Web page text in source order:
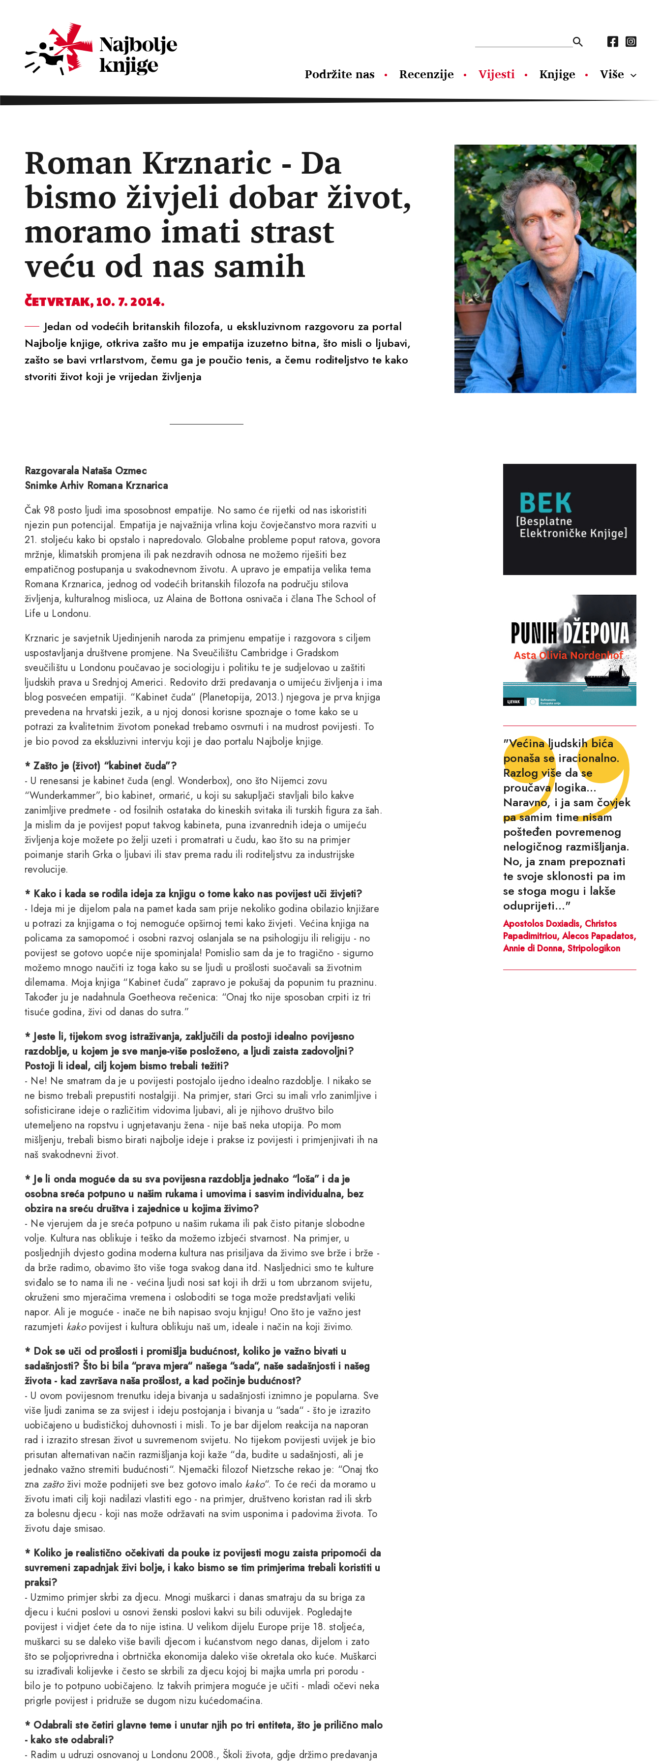
Podržite nas Recenzije Vijesti Knjige Više
Roman Krznaric - Da
bismo živjeli dobar život,
moramo imati strast
veću od nas samih
ČETVRTAK, 10. 7. 2014.
Jedan od vodećih britanskih filozofa, u ekskluzivnom razgovoru za portal
Najbolje knjige, otkriva zašto mu je empatija izuzetno bitna, što misli o ljubavi,
zašto se bavi vrtlarstvom, čemu ga je poučio tenis, a čemu roditeljstvo te kako
stvoriti život koji je vrijedan življenja
Razgovarala Nataša Ozmec
Snimke Arhiv Romana Krznarica
Čak 98 posto ljudi ima sposobnost empatije. No samo će rijetki od nas iskoristiti
njezin pun potencijal. Empatija je najvažnija vrlina koju čovječanstvo mora razviti u
21. stoljeću kako bi opstalo i napredovalo. Globalne probleme poput ratova, govora
mržnje, klimatskih promjena ili pak nezdravih odnosa ne možemo riješiti bez
empatičnog postupanja u svakodnevnom životu. A upravo je empatija velika tema
Romana Krznarica, jednog od vodećih britanskih filozofa na području stilova
življenja, kulturalnog mislioca, uz Alaina de Bottona osnivača i člana The School of
Life u Londonu.
Krznaric je savjetnik Ujedinjenih naroda za primjenu empatije i razgovora s ciljem
uspostavljanja društvene promjene. Na Sveučilištu Cambridge i Gradskom
sveučilištu u Londonu poučavao je sociologiju i politiku te je sudjelovao u zaštiti
ljudskih prava u Srednjoj Americi. Redovito drži predavanja o umijeću življenja i ima
blog posvećen empatiji. “Kabinet čuda“ (Planetopija, 2013.) njegova je prva knjiga
prevedena na hrvatski jezik, a u njoj donosi korisne spoznaje o tome kako se u
potrazi za kvalitetnim životom ponekad trebamo osvrnuti i na mudrost povijesti. To
je bio povod za ekskluzivni intervju koji je dao portalu Najbolje knjige.
* Zašto je (život) “kabinet čuda”?
- U renesansi je kabinet čuda (engl. Wonderbox), ono što Nijemci zovu
“Wunderkammer”, bio kabinet, ormarić, u koji su sakupljači stavljali bilo kakve
zanimljive predmete - od fosilnih ostataka do kineskih svitaka ili turskih figura za šah.
Ja mislim da je povijest poput takvog kabineta, puna izvanrednih ideja o umijeću
življenja koje možete po želji uzeti i promatrati u čudu, kao što su na primjer
poimanje starih Grka o ljubavi ili stav prema radu ili roditeljstvu za industrijske
revolucije.
* Kako i kada se rodila ideja za knjigu o tome kako nas povijest uči živjeti?
- Ideja mi je dijelom pala na pamet kada sam prije nekoliko godina obilazio knjižare
u potrazi za knjigama o toj nemoguće opširnoj temi kako živjeti. Većina knjiga na
policama za samopomoć i osobni razvoj oslanjala se na psihologiju ili religiju - no
povijest se gotovo uopće nije spominjala! Pomislio sam da je to tragično - sigurno
možemo mnogo naučiti iz toga kako su se ljudi u prošlosti suočavali sa životnim
dilemama. Moja knjiga “Kabinet čuda” zapravo je pokušaj da popunim tu prazninu.
Također ju je nadahnula Goetheova rečenica: “Onaj tko nije sposoban crpiti iz tri
tisuće godina, živi od danas do sutra.”
* Jeste li, tijekom svog istraživanja, zaključili da postoji idealno povijesno
razdoblje, u kojem je sve manje-više posloženo, a ljudi zaista zadovoljni?
Postoji li ideal, cilj kojem bismo trebali težiti?
- Ne! Ne smatram da je u povijesti postojalo ijedno idealno razdoblje. I nikako se
ne bismo trebali prepustiti nostalgiji. Na primjer, stari Grci su imali vrlo zanimljive i
sofisticirane ideje o različitim vidovima ljubavi, ali je njihovo društvo bilo
utemeljeno na ropstvu i ugnjetavanju žena - nije baš neka utopija. Po mom
mišljenju, trebali bismo birati najbolje ideje i prakse iz povijesti i primjenjivati ih na
naš svakodnevni život.
* Je li onda moguće da su sva povijesna razdoblja jednako “loša” i da je
osobna sreća potpuno u našim rukama i umovima i sasvim individualna, bez
obzira na sreću društva i zajednice u kojima živimo?
- Ne vjerujem da je sreća potpuno u našim rukama ili pak čisto pitanje slobodne
volje. Kultura nas oblikuje i teško da možemo izbjeći stvarnost. Na primjer, u
posljednjih dvjesto godina moderna kultura nas prisiljava da živimo sve brže i brže -
da brže radimo, obavimo što više toga svakog dana itd. Nasljednici smo te kulture
sviđalo se to nama ili ne - većina ljudi nosi sat koji ih drži u tom ubrzanom svijetu,
okruženi smo mjeračima vremena i osloboditi se toga može predstavljati veliki
napor. Ali je moguće - inače ne bih napisao svoju knjigu! Ono što je važno jest
razumjeti kakopovijest i kultura oblikuju naš um, ideale i način na koji živimo.
* Dok se uči od prošlosti i promišlja budućnost, koliko je važno bivati u
sadašnjosti? Što bi bila “prava mjera“ našega “sada“, naše sadašnjosti i našeg
života - kad završava naša prošlost, a kad počinje budućnost?
- U ovom povijesnom trenutku ideja bivanja u sadašnjosti iznimno je popularna. Sve
više ljudi zanima se za svijest i ideju postojanja i bivanja u “sada“ - što je izrazito
uobičajeno u budističkoj duhovnosti i misli. To je bar dijelom reakcija na naporan
rad i izrazito stresan život u suvremenom svijetu. No tijekom povijesti uvijek je bio
prisutan alternativan način razmišljanja koji kaže “da, budite u sadašnjosti, ali je
jednako važno stremiti budućnosti“. Njemački filozof Nietzsche rekao je: “Onaj tko
zna zaštoživi može podnijeti sve bez gotovo imalo kako“. To će reći da moramo u
životu imati cilj koji nadilazi vlastiti ego - na primjer, društveno koristan rad ili skrb
za bolesnu djecu - koji nas može održavati na svim usponima i padovima života. To
životu daje smisao.
* Koliko je realistično očekivati da pouke iz povijesti mogu zaista pripomoći da
suvremeni zapadnjak živi bolje, i kako bismo se tim primjerima trebali koristiti u
praksi?
- Uzmimo primjer skrbi za djecu. Mnogi muškarci i danas smatraju da su briga za
djecu i kućni poslovi u osnovi ženski poslovi kakvi su bili oduvijek. Pogledajte
povijest i vidjet ćete da to nije istina. U velikom dijelu Europe prije 18. stoljeća,
muškarci su se daleko više bavili djecom i kućanstvom nego danas, dijelom i zato
što se poljoprivredna i obrtnička ekonomija daleko više okretala oko kuće. Muškarci
su izrađivali kolijevke i često se skrbili za djecu kojoj bi majka umrla pri porodu -
bilo je to potpuno uobičajeno. Iz takvih primjera moguće je učiti - mladi očevi neka
prigrle povijest i pridruže se dugom nizu kućedomaćina.
* Odabrali ste četiri glavne teme i unutar njih po tri entiteta, što je prilično malo
- kako ste odabrali?
- Radim u udruzi osnovanoj u Londonu 2008., Školi života, gdje držimo predavanja
"Većina ljudskih bića
ponaša se iracionalno.
Razlog više da se
proučava logika...
Naravno, i ja sam čovjek
pa samim time nisam
pošteđen povremenog
nelogičnog razmišljanja.
No, ja znam prepoznati
te svoje sklonosti pa im
se stoga mogu i lakše
oduprijeti..."
Apostolos Doxiadis, Christos
Papadimitriou, Alecos Papadatos,
Annie di Donna, Stripologikon